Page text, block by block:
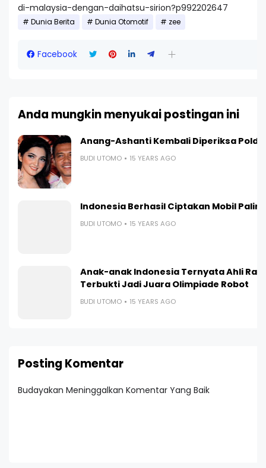
di-malaysia-dengan-daihatsu-sirion?p992202647
Dunia Berita Dunia Otomotif zee
Facebook
Anda mungkin menyukai postingan ini
Anang-Ashanti Kembali Diperiksa
BUDI UTOMO 15 YEARS AGO
Indonesia Berhasil Ciptakan Mobil
BUDI UTOMO 15 YEARS AGO
Anak-anak Indonesia Ternyata Ahli
Terbukti Jadi Juara Olimpiade Robot
BUDI UTOMO 15 YEARS AGO
Posting Komentar
Budayakan Meninggalkan Komentar Yang Baik